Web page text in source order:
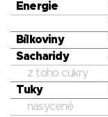
Energie
Bílkoviny
Sacharidy
z toho cukry
Tuky
nasycené